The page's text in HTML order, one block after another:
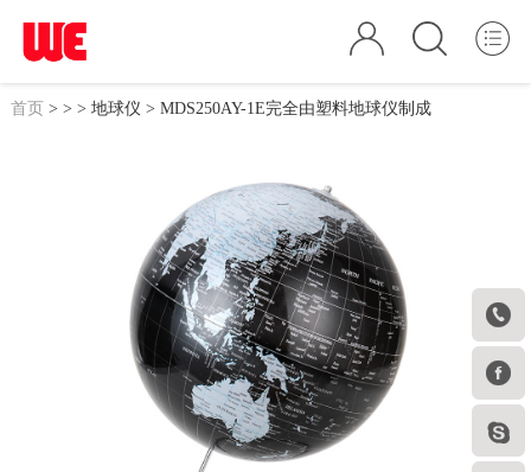



首页> > > 地球仪 > MDS250AY-1E完全由塑料地球仪制成